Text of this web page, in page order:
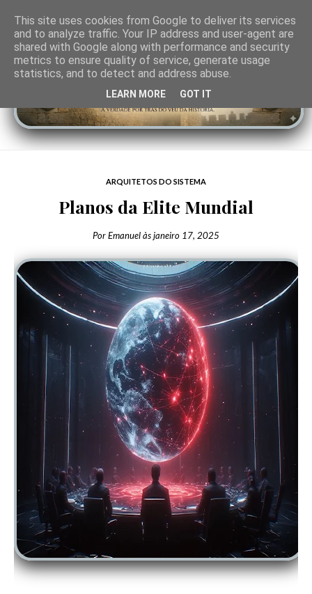
ARQUITETOS DO SISTEMA
Planos da Elite Mundial
PorEmanuelàsjaneiro 17, 2025
This site uses cookies from Google to deliver its services
and to analyze traffic. Your IP address and user-agent are
shared with Google along with performance and security
metrics to ensure quality of service, generate usage
statistics, and to detect and address abuse.
LEARN MORE GOT IT